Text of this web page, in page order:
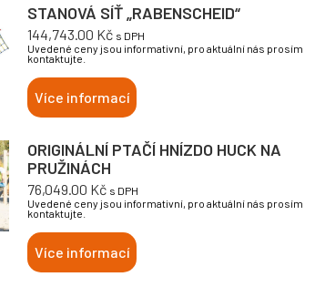
STANOVÁ SÍŤ „RABENSCHEID“
144,743.00 Kč s DPH
Uvedené ceny jsou informativní, pro aktuální nás prosím
kontaktujte.
Více informací
ORIGINÁLNÍ PTAČÍ HNÍZDO HUCK NA
PRUŽINÁCH
76,049.00 Kč s DPH
Uvedené ceny jsou informativní, pro aktuální nás prosím
kontaktujte.
Více informací